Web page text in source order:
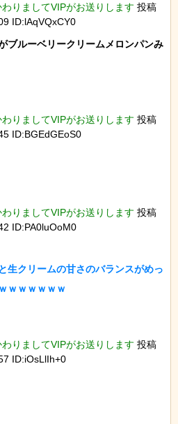
りましてVIPがお送りします 投稿
ID:lAqVQxCY0
ブルーベリークリームメロンパンみ
りましてVIPがお送りします 投稿
ID:BGEdGEoS0
りましてVIPがお送りします 投稿
ID:PA0luOoM0
生クリームの甘さのバランスがめっ
りましてVIPがお送りします 投稿
ID:iOsLlIh+0